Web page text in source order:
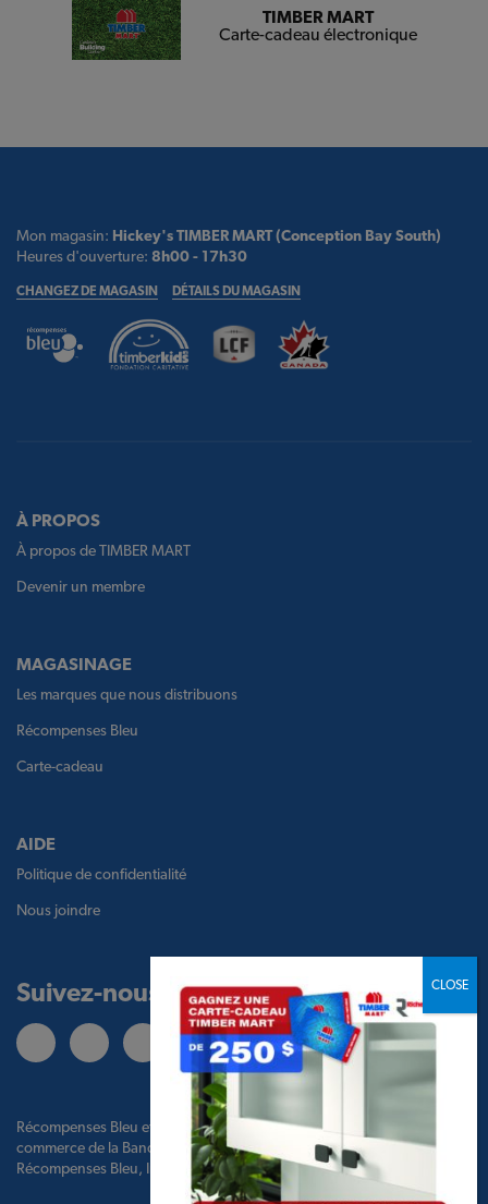
TIMBER MART
Carte-cadeau électronique
Mon magasin: Hickey's TIMBER MART (Conception Bay South)
Heures d'ouverture: 8h00 - 17h30
CHANGEZ DE MAGASIN DÉTAILS DU MAGASIN
À PROPOS
À propos de TIMBER MART
Devenir un membre
MAGASINAGE
Les marques que nous distribuons
Récompenses Bleu
Carte-cadeau
AIDE
Politique de confidentialité
Nous joindre
Suivez-nous
Récompenses Bleu et le logo Récompenses Bleu sont des marques de
commerce de la Banque de Montréal, utilisées sous licence par BMO
Récompenses Bleu, Inc. et par TBM Holdco Ltd.